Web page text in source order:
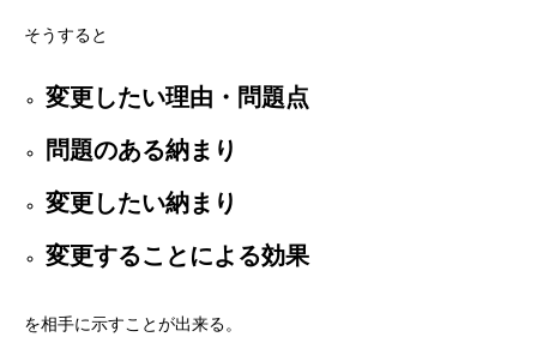
そうすると
変更したい理由・問題点
問題のある納まり
変更したい納まり
変更することによる効果
を相手に示すことが出来る。